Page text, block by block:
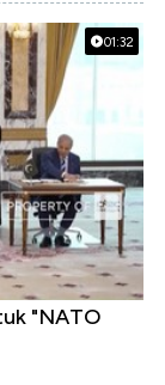
01:32
"NATO